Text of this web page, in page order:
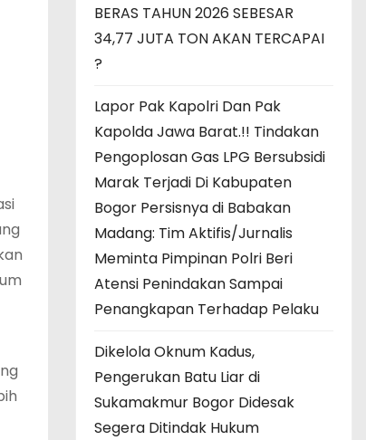
BERAS TAHUN 2026 SEBESAR
34,77 JUTA TON AKAN TERCAPAI
?
Lapor Pak Kapolri Dan Pak
Kapolda Jawa Barat.!! Tindakan
Pengoplosan Gas LPG Bersubsidi
Marak Terjadi Di Kabupaten
Bogor Persisnya di Babakan
Madang: Tim Aktifis/Jurnalis
Meminta Pimpinan Polri Beri
Atensi Penindakan Sampai
Penangkapan Terhadap Pelaku
Dikelola Oknum Kadus,
Pengerukan Batu Liar di
Sukamakmur Bogor Didesak
Segera Ditindak Hukum